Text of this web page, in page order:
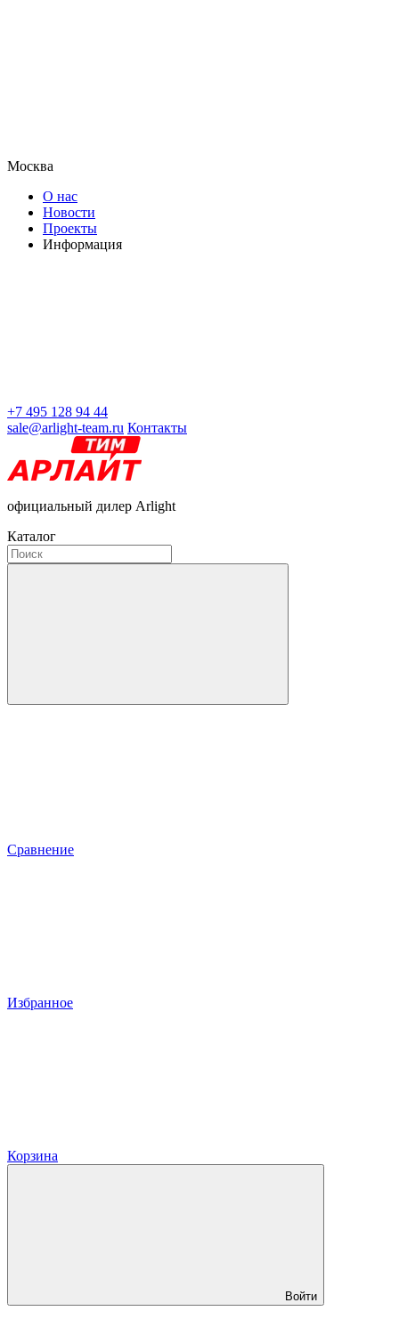
Москва
О нас
Новости
Проекты
Информация
+7 495 128 94 44
sale@arlight-team.ru Контакты
официальный дилер Arlight
Каталог
Сравнение
Избранное
Корзина
Войти